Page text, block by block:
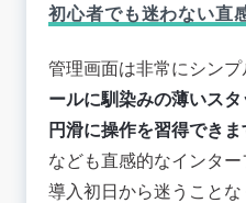
初心者でも迷わない直
管理画面は非常にシンプ
ールに馴染みの薄いス
円滑に操作を習得できま
なども直感的なインター
導入初日から迷うこと